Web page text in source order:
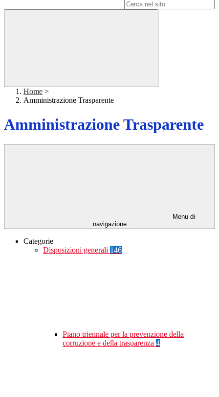
Home >
Amministrazione Trasparente
Amministrazione Trasparente
Menu di
navigazione
Categorie
Disposizioni generali 146
Piano triennale per la prevenzione della
corruzione e della trasparenza 4